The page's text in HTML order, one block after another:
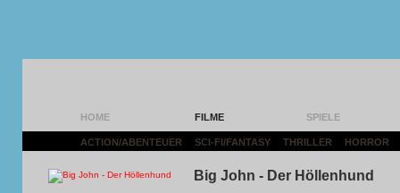
HOME FILME SPIELE
ACTION/ABENTEUER SCI-FI/FANTASY THRILLER HORROR
Big John - Der Höllenhund